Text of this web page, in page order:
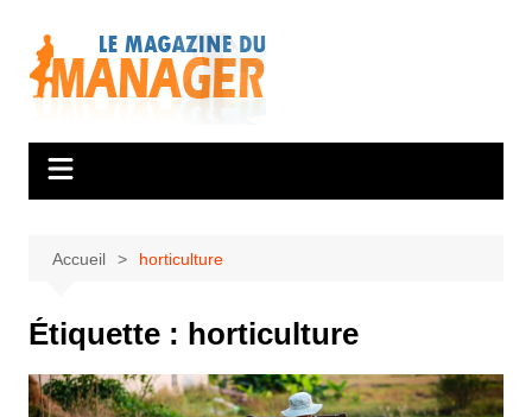
contenu
Accueil horticulture
Étiquette : horticulture